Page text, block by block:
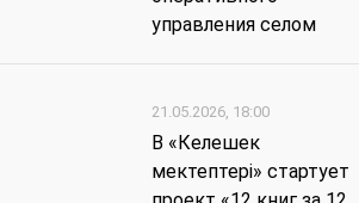
управления селом
21.05.2026, 18:00
В «Келешек
мектептері» стартует